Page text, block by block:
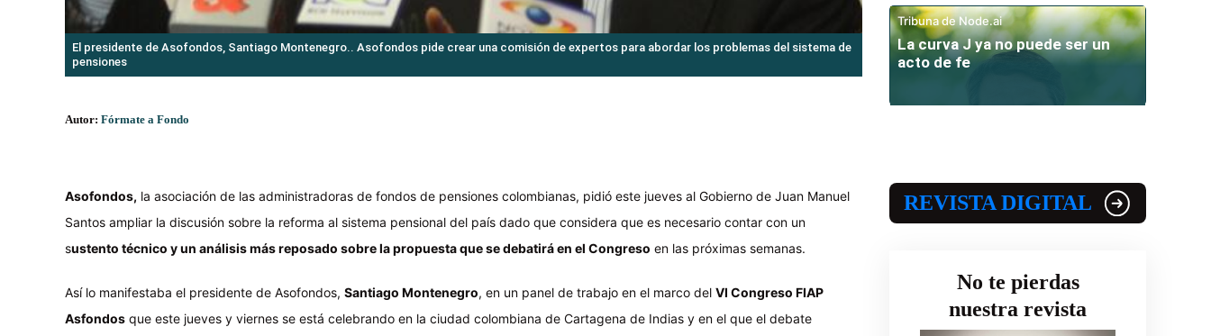
El presidente de Asofondos, Santiago Montenegro.. Asofondos pide crear una comisión de expertos para abordar los problemas del sistema de
pensiones
Autor: Fórmate a Fondo
Asofondos, la asociación de las administradoras de fondos de pensiones colombianas, pidió este jueves al Gobierno de Juan Manuel
Santos ampliar la discusión sobre la reforma al sistema pensional del país dado que considera que es necesario contar con un
sustento técnico y un análisis más reposado sobre la propuesta que se debatirá en el Congreso en las próximas semanas.
Así lo manifestaba el presidente de Asofondos, Santiago Montenegro, en un panel de trabajo en el marco del VI Congreso FIAP
Asfondos que este jueves y viernes se está celebrando en la ciudad colombiana de Cartagena de Indias y en el que el debate
Tribuna de Node.ai
La curva J ya no puede ser un
acto de fe
REVISTA DIGITAL
No te pierdas
nuestra revista